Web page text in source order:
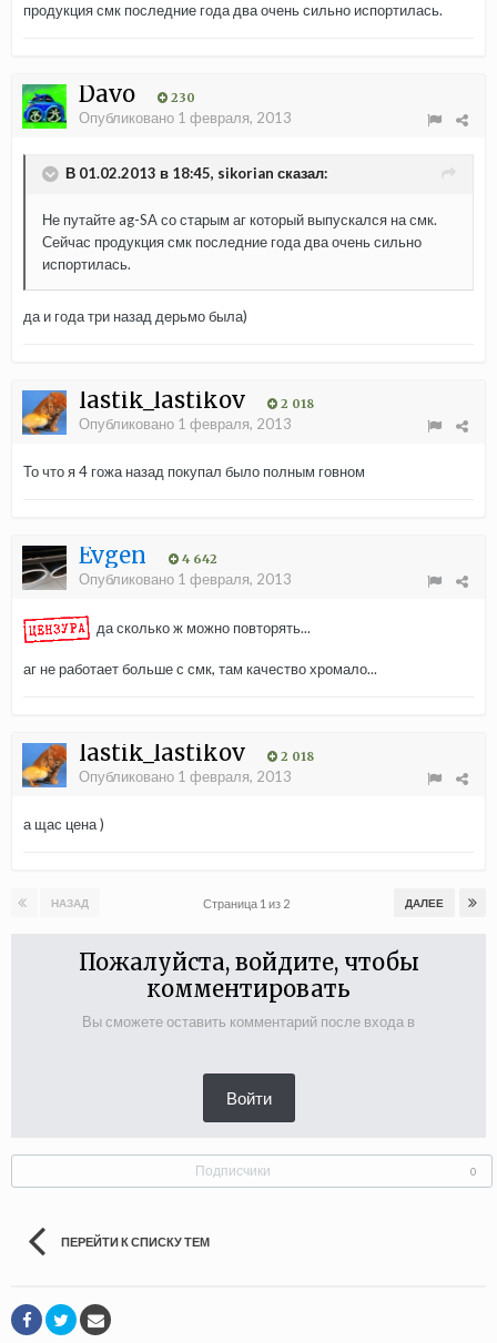
продукция смк последние года два очень сильно испортилась.
Davo 230
Опубликовано 1 февраля, 2013
В 01.02.2013 в 18:45, sikorian сказал:
Не путайте ag-SA со старым аг который выпускался на смк.
Сейчас продукция смк последние года два очень сильно
испортилась.
да и года три назад дерьмо была)
lastik_lastikov 2 018
Опубликовано 1 февраля, 2013
То что я 4 гожа назад покупал было полным говном
Evgen 4 642
Опубликовано 1 февраля, 2013
да сколько ж можно повторять...
аг не работает больше с смк, там качество хромало...
lastik_lastikov 2 018
Опубликовано 1 февраля, 2013
а щас цена )
НАЗАД ДАЛЕЕ
Страница 1 из 2
Пожалуйста, войдите, чтобы
комментировать
Вы сможете оставить комментарий после входа в
Войти
Подписчики 0
ПЕРЕЙТИ К СПИСКУ ТЕМ